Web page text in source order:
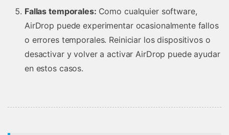
Fallas temporales: Como cualquier software,
AirDrop puede experimentar ocasionalmente fallos
o errores temporales. Reiniciar los dispositivos o
desactivar y volver a activar AirDrop puede ayudar
en estos casos.